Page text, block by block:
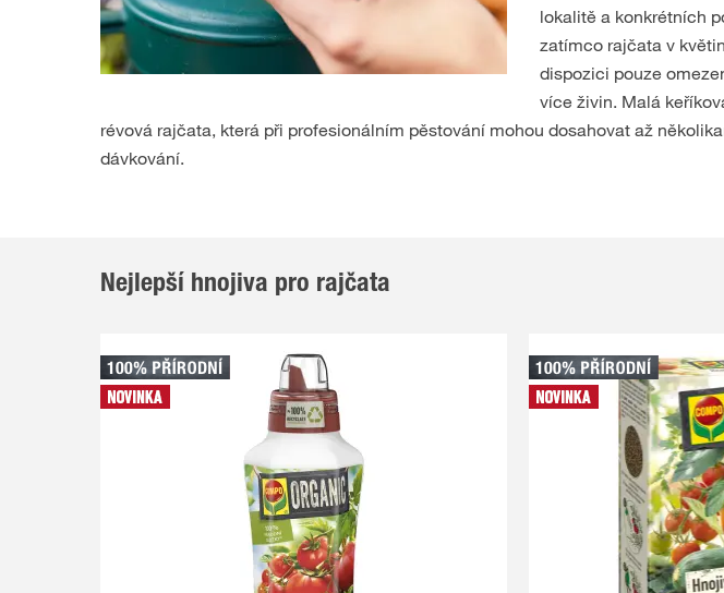
lokalitě a konkrétních
zatímco rajčata v
dispozici pouze
více živin. Malá
révová rajčata, která při profesionálním pěstování mohou dosahovat až
dávkování.
Nejlepší hnojiva pro rajčata